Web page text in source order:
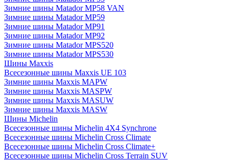
Зимние шины Matador MP58 VAN
Зимние шины Matador MP59
Зимние шины Matador MP91
Зимние шины Matador MP92
Зимние шины Matador MPS520
Зимние шины Matador MPS530
Шины Maxxis
Всесезонные шины Maxxis UE 103
Зимние шины Maxxis MAPW
Зимние шины Maxxis MASPW
Зимние шины Maxxis MASUW
Зимние шины Maxxis MASW
Шины Michelin
Всесезонные шины Michelin 4X4 Synchrone
Всесезонные шины Michelin Cross Climate
Всесезонные шины Michelin Cross Climate+
Всесезонные шины Michelin Cross Terrain SUV